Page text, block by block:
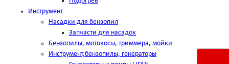
Инструмент
Насадки для бензопил
Запчасти для насадок
Бензопилы, мотокосы, триммера, мойки
Инструмент,бензопилы, генераторы